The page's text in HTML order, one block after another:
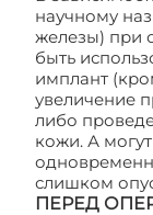
научному
железы) при
быть
имплант
увеличение
либо
кожи. А
слишком
ПЕРЕД